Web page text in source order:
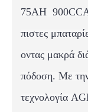
75AH
πιστες
οντας μακρά
πόδοση. Με
τεχνολογία